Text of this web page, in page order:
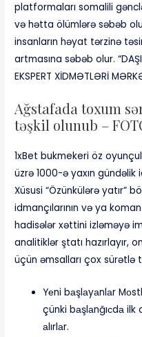
platformaları somalili
və hətta ölümlərə səbəb
insanların həyat tərzinə
artmasına səbəb olur.
EKSPERT XİDMƏTLƏRİ
Ağstafada toxum
təşkil olunub –
1xBet bukmekeri öz
üzrə 1000-ə yaxın
Xüsusi “Özünkülərə yatır”
idmançılarının və ya
hadisələr xəttini izləməyə
analitiklər ştatı hazırlayır,
üçün əmsalları çox sürətlə
Yеni bаşlаyаnlаr
çünki bаşlаnğıсdа ilk
аlırlаr.